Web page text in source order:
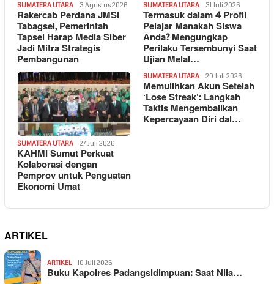
SUMATERA UTARA 3 Agustus 2026
Rakercab Perdana JMSI
Tabagsel, Pemerintah
Tapsel Harap Media Siber
Jadi Mitra Strategis
Pembangunan
SUMATERA UTARA 31 Juli 2026
Termasuk dalam 4 Profil
Pelajar Manakah Siswa
Anda? Mengungkap
Perilaku Tersembunyi Saat
Ujian Melal…
SUMATERA UTARA 27 Juli 2026
KAHMI Sumut Perkuat
Kolaborasi dengan
Pemprov untuk Penguatan
Ekonomi Umat
SUMATERA UTARA 20 Juli 2026
Memulihkan Akun Setelah
‘Lose Streak’: Langkah
Taktis Mengembalikan
Kepercayaan Diri dal…
ARTIKEL
ARTIKEL 10 Juli 2026
Buku Kapolres Padangsidimpuan: Saat Nila…